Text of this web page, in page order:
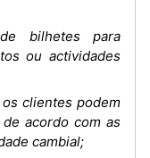
bilhetes para
ou actividades
clientes podem
acordo com as
cambial;